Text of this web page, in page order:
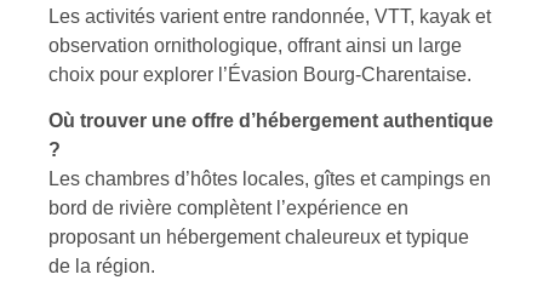
Les activités varient entre randonnée, VTT, kayak et
observation ornithologique, offrant ainsi un large
choix pour explorer l’Évasion Bourg-Charentaise.
Où trouver une offre d’hébergement authentique
?
Les chambres d’hôtes locales, gîtes et campings en
bord de rivière complètent l’expérience en
proposant un hébergement chaleureux et typique
de la région.